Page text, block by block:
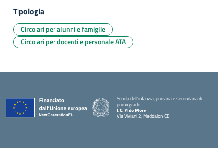
Tipologia
Circolari per alunni e famiglie
Circolari per docenti e personale ATA
Scuola dell’infanzia, primaria e secondaria di
primo grado
I.C. Aldo Moro
Via Viviani 2, Maddaloni CE